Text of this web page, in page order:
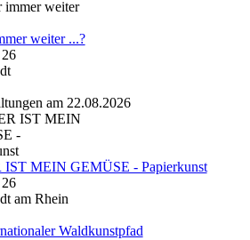
weiter ...?
am 22.08.2026
IST MEIN GEMÜSE - Papierkunst
am Rhein
Waldkunstpfad